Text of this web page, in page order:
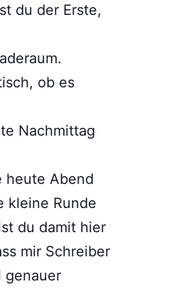
du der Erste,
ob es
Nachmittag
heute Abend
kleine Runde
du damit hier
mir Schreiber
genauer